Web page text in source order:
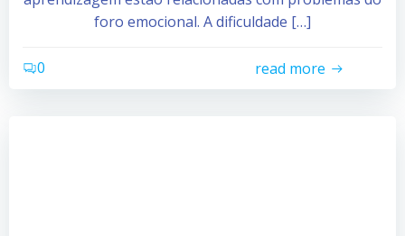
foro emocional. A dificuldade […]
0 read more